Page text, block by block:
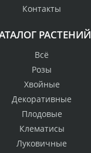
Контакты
РАСТЕНИЙ
Всё
Розы
Хвойные
Декоративные
Плодовые
Клематисы
Луковичные